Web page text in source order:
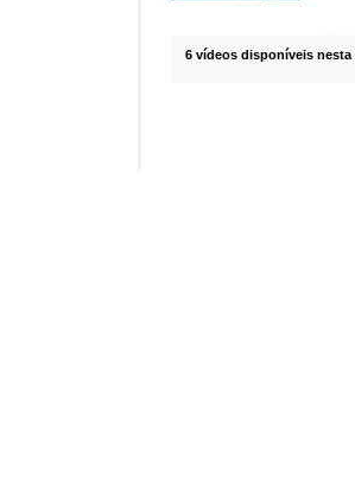
6 vídeos disponíveis